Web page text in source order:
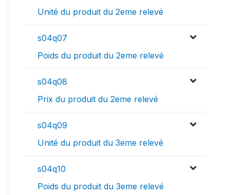
Unité du produit du 2eme relevé
s04q07
Poids du produit du 2eme relevé
s04q08
Prix du produit du 2eme relevé
s04q09
Unité du produit du 3eme relevé
s04q10
Poids du produit du 3eme relevé